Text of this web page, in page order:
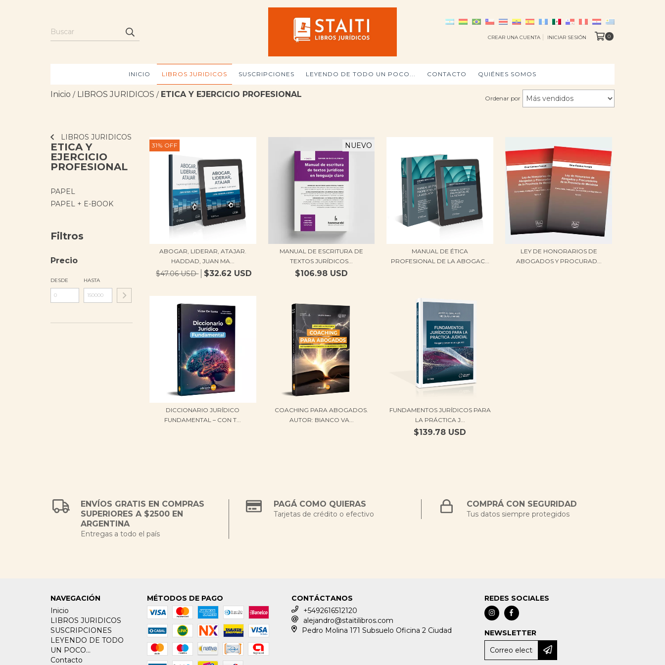
CREAR UNA CUENTA INICIAR SESIÓN 0
INICIO LIBROS JURIDICOS SUSCRIPCIONES LEYENDO DE TODO UN POCO... CONTACTO QUIÉNES SOMOS
Inicio / LIBROS JURIDICOS / ETICA Y EJERCICIO PROFESIONAL Ordenar por
LIBROS JURIDICOS
ETICA Y
EJERCICIO
PROFESIONAL
PAPEL
PAPEL + E-BOOK
Filtros
Precio
DESDE HASTA
31% OFF
ABOGAR, LIDERAR, ATAJAR.
HADDAD, JUAN MA...
$47.06 USD $32.62 USD
NUEVO
MANUAL DE ESCRITURA DE
TEXTOS JURÍDICOS...
$106.98 USD
MANUAL DE ÉTICA
PROFESIONAL DE LA ABOGAC...
LEY DE HONORARIOS DE
ABOGADOS Y PROCURAD...
DICCIONARIO JURÍDICO
FUNDAMENTAL – CON T...
COACHING PARA ABOGADOS.
AUTOR: BIANCO VA...
FUNDAMENTOS JURÍDICOS PARA
LA PRÁCTICA J...
$139.78 USD
ENVÍOS GRATIS EN COMPRAS
SUPERIORES A $2500 EN
ARGENTINA
Entregas a todo el país
PAGÁ COMO QUIERAS
Tarjetas de crédito o efectivo
COMPRÁ CON SEGURIDAD
Tus datos siempre protegidos
NAVEGACIÓN
Inicio
LIBROS JURIDICOS
SUSCRIPCIONES
LEYENDO DE TODO
UN POCO...
Contacto
MÉTODOS DE PAGO
CONTÁCTANOS
+5492616512120
alejandro@staitilibros.com
Pedro Molina 171 Subsuelo Oficina 2 Ciudad
REDES SOCIALES
NEWSLETTER